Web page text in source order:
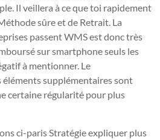
Il veillera à ce que toi rapidement
sûre et de Retrait. La
passent WMS est donc très
sur smartphone seuls les
à mentionner. Le
éléments supplémentaires sont
certaine régularité pour plus
ci-paris Stratégie expliquer plus